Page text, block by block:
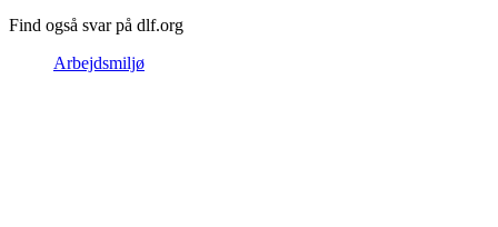
Find også svar på dlf.org
Arbejdsmiljø